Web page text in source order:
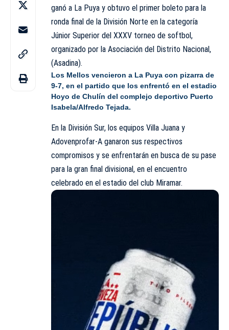
ganó a La Puya y obtuvo el primer boleto para la
ronda final de la División Norte en la categoría
Júnior Superior del XXXV torneo de softbol,
organizado por la Asociación del Distrito Nacional,
(Asadina).
Los Mellos vencieron a La Puya con pizarra de
9-7, en el partido que los enfrentó en el estadio
Hoyo de Chulín del complejo deportivo Puerto
Isabela/Alfredo Tejada.
En la División Sur, los equipos Villa Juana y
Adovenprofar-A ganaron sus respectivos
compromisos y se enfrentarán en busca de su pase
para la gran final divisional, en el encuentro
celebrado en el estadio del club Miramar.